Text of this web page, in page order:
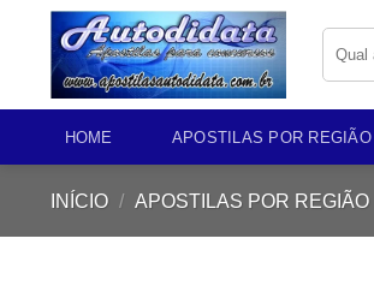
content
por:
HOME APOSTILAS POR REGIÃO
INÍCIO / APOSTILAS POR REGIÃO